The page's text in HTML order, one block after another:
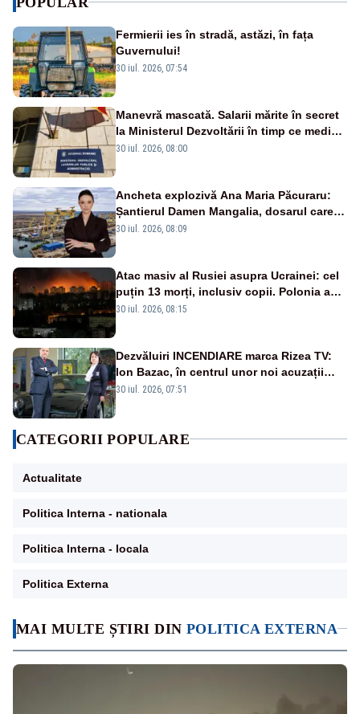
MAI MULTE ȘTIRI DIN POLITICA EXTERNA
Fermierii ies în stradă, astăzi, în fața
Guvernului!
30 iul. 2026, 07:54
Manevră mascată. Salarii mărite în secret
la Ministerul Dezvoltării în timp ce medicii
ies în stradă
30 iul. 2026, 08:00
Ancheta explozivă Ana Maria Păcuraru:
Șantierul Damen Mangalia, dosarul care
scufundă apărarea României
30 iul. 2026, 08:09
Atac masiv al Rusiei asupra Ucrainei: cel
puțin 13 morți, inclusiv copii. Polonia a
ridicat avioanele de vânătoare
30 iul. 2026, 08:15
Dezvăluiri INCENDIARE marca Rizea TV:
Ion Bazac, în centrul unor noi acuzații
publice
30 iul. 2026, 07:51
CATEGORII POPULARE
Actualitate
Politica Interna - nationala
Politica Interna - locala
Politica Externa